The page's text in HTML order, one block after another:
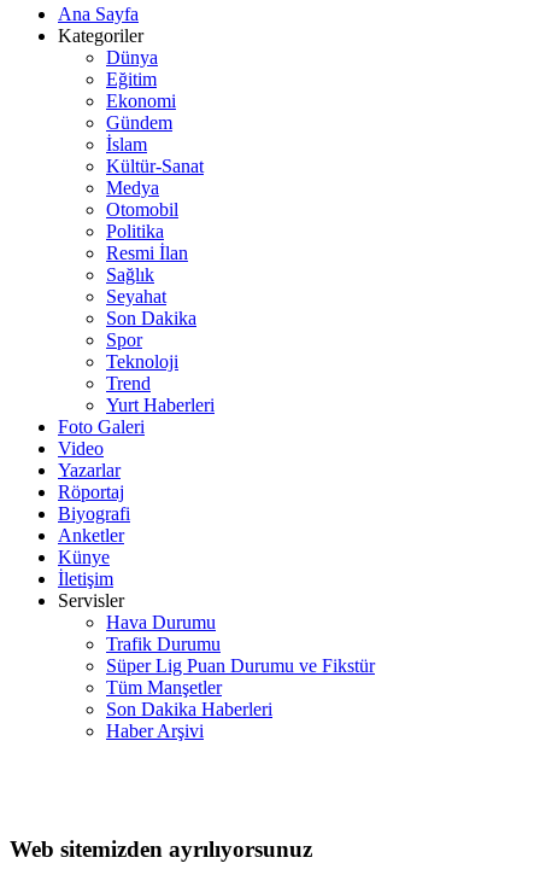
Ana Sayfa
Kategoriler
Dünya
Eğitim
Ekonomi
Gündem
İslam
Kültür-Sanat
Medya
Otomobil
Politika
Resmi İlan
Sağlık
Seyahat
Son Dakika
Spor
Teknoloji
Trend
Yurt Haberleri
Foto Galeri
Video
Yazarlar
Röportaj
Biyografi
Anketler
Künye
İletişim
Servisler
Hava Durumu
Trafik Durumu
Süper Lig Puan Durumu ve Fikstür
Tüm Manşetler
Son Dakika Haberleri
Haber Arşivi
Web sitemizden ayrılıyorsunuz